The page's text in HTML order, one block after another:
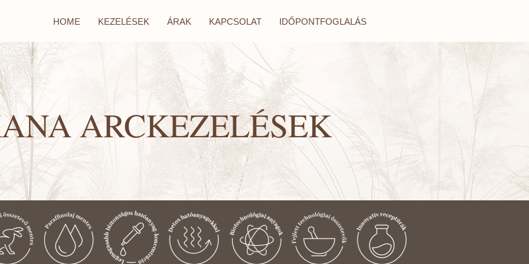
HOME KEZELÉSEK ÁRAK KAPCSOLAT IDŐPONTFOGLALÁS
ARCKEZELÉSEK